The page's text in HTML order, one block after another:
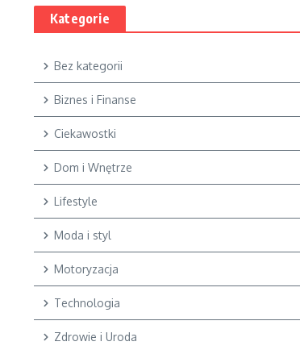
Kategorie
Bez kategorii
Biznes i Finanse
Ciekawostki
Dom i Wnętrze
Lifestyle
Moda i styl
Motoryzacja
Technologia
Zdrowie i Uroda